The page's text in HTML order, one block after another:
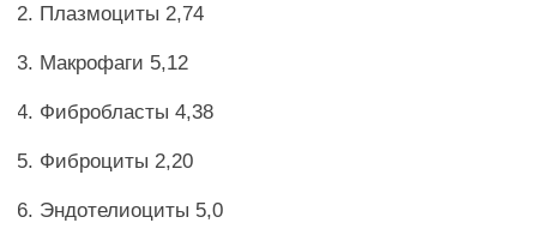
2. Плазмоциты 2,74
3. Макрофаги 5,12
4. Фибробласты 4,38
5. Фиброциты 2,20
6. Эндотелиоциты 5,0